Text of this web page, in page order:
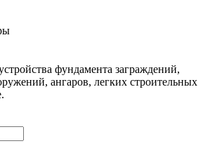
фундамента заграждений,
ангаров, легких строительных